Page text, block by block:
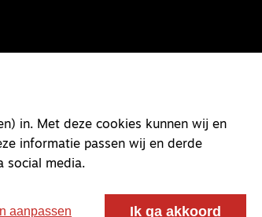
in. Met deze cookies kunnen wij en
informatie passen wij en derde
social media.
aanpassen Ik ga akkoord